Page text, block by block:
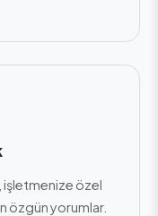
işletmenize özel
özgün yorumlar.